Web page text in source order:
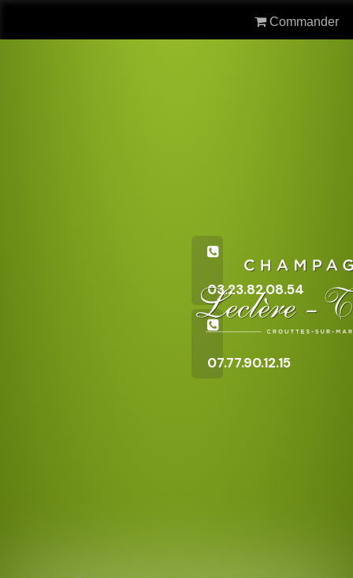
Commander
03.23.82.08.54
07.77.90.12.15